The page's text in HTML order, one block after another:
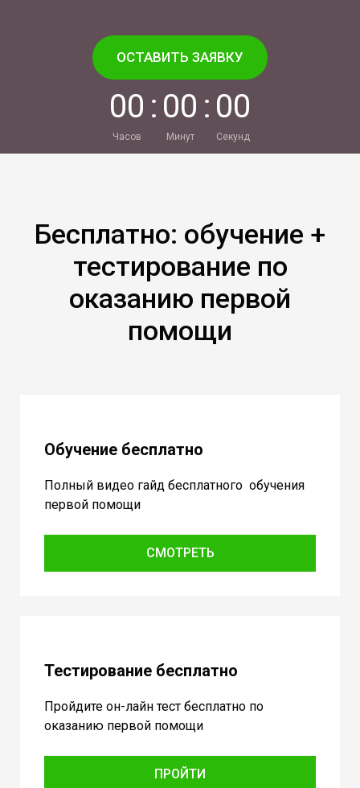
ОСТАВИТЬ ЗАЯВКУ
00
Часов
: 00
Минут
: 00
Секунд
Бесплатно: обучение +
тестирование по
оказанию первой
помощи
Обучение бесплатно
Полный видео гайд бесплатного обучения
первой помощи
СМОТРЕТЬ
Тестирование бесплатно
Пройдите он-лайн тест бесплатно по
оказанию первой помощи
ПРОЙТИ